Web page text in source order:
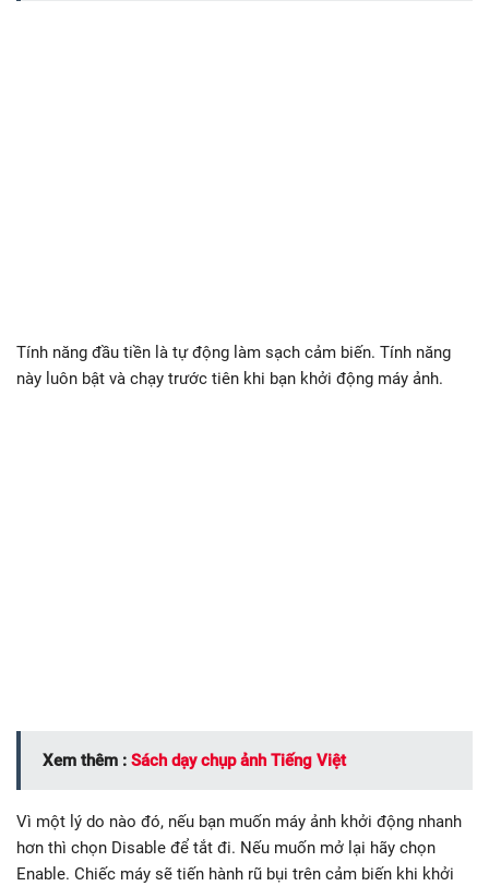
Tính năng đầu tiền là tự động làm sạch cảm biến. Tính năng
này luôn bật và chạy trước tiên khi bạn khởi động máy ảnh.
Xem thêm : Sách dạy chụp ảnh Tiếng Việt
Vì một lý do nào đó, nếu bạn muốn máy ảnh khởi động nhanh
hơn thì chọn Disable để tắt đi. Nếu muốn mở lại hãy chọn
Enable. Chiếc máy sẽ tiến hành rũ bụi trên cảm biến khi khởi